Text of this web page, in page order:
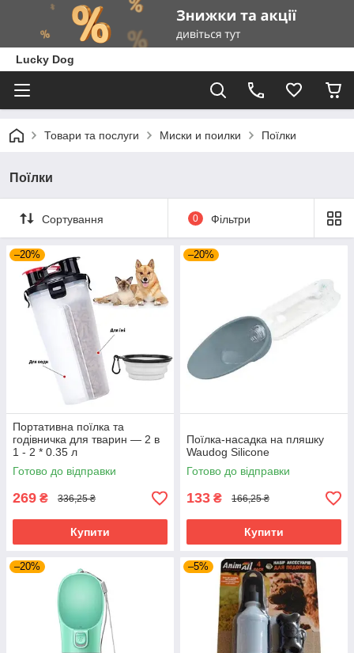
Lucky Dog
Товари та послуги Миски и поилки Поїлки
Поїлки
Сортування 0 Фільтри
–20%
Портативна поїлка та
годівничка для тварин — 2 в
1 - 2 * 0.35 л
Готово до відправки
269 ₴ 336,25 ₴
Купити
–20%
Поїлка-насадка на пляшку
Waudog Silicone
Готово до відправки
133 ₴ 166,25 ₴
Купити
–20% –5%